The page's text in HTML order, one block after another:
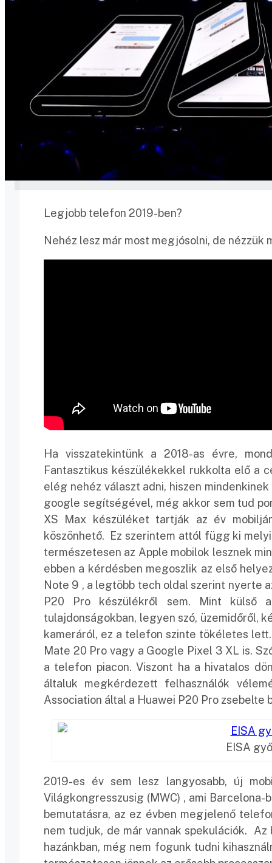
Legjobb telefon 2019-ben?
Nehéz lesz már most megjósolni, de nézzük
Ha visszatekintünk a 2018-as évre,
Fantasztikus készülékekkel rukkolta elő a
elég nehéz választ adni, hiszen
google segítségével, még akkor sem tud
XS Max készüléket tartják az év
köszönhető. Ez szerintem attól függ ki
természetesen az Apple mobilok lesznek
ebben a kérdésben megoszlik az első
Note 9 , a legtöbb tech oldal szerint nyerte
P20 Pro készülékről sem. Mint külső
tulajdonságokban, legyen szó, üzemidőről,
kameráról, ez a telefon szinte tökéletes
Mate 20 Pro vagy a Google Pixel 3 XL is.
a telefon piacon. Viszont ha a hivatalos
általuk megkérdezett felhasználók
Association által a Huawei P20 Pro
EISA
2019-es év sem lesz langyosabb, új
Világkongresszusig (MWC) , ami
bemutatásra, az ez évben megjelenő
nem tudjuk, de már vannak spekulációk.
hazánkban, még nem fogunk tudni